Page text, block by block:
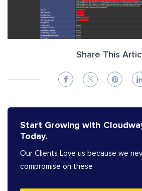
Share This
Start Growing with
Today.
Our Clients Love us because we
compromise on these